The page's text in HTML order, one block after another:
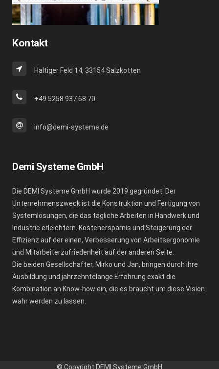
Kontakt
Haltiger Feld 14, 33154 Salzkotten
+49 5258 937 68 70
info@demi-systeme.de
Demi Systeme GmbH
Die DEMI Systeme GmbH wurde 2019 gegründet. Der
Unternehmenszweck ist die Konstruktion und Fertigung von
Systemlösungen, die das tägliche Arbeiten in Handwerk und
Industrie erleichtern. Kostenersparnis und Steigerung der
Effizienz auf der einen, Verbesserung von Arbeitsergonomie
und Mitarbeiterzufriedenheit auf der anderen Seite.
Die beiden Gesellschafter, Mirko und Jan, bringen durch ihre
Ausbildung und jahrzehntelange Erfahrung exakt die
Kombination an Know-how ein, die es braucht um diese Vision
wahr werden zu lassen.
© Copyright DEMI Systeme GmbH